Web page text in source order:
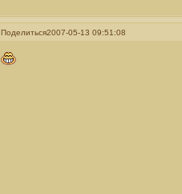
Поделиться2007-05-13 09:51:08